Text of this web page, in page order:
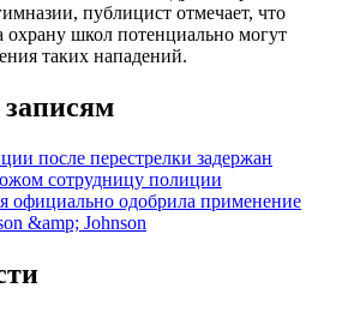
публицист отмечает, что
охрану школ потенциально могут
таких нападений.
после перестрелки задержан
сотрудницу полиции
официально одобрила применение
&amp; Johnson